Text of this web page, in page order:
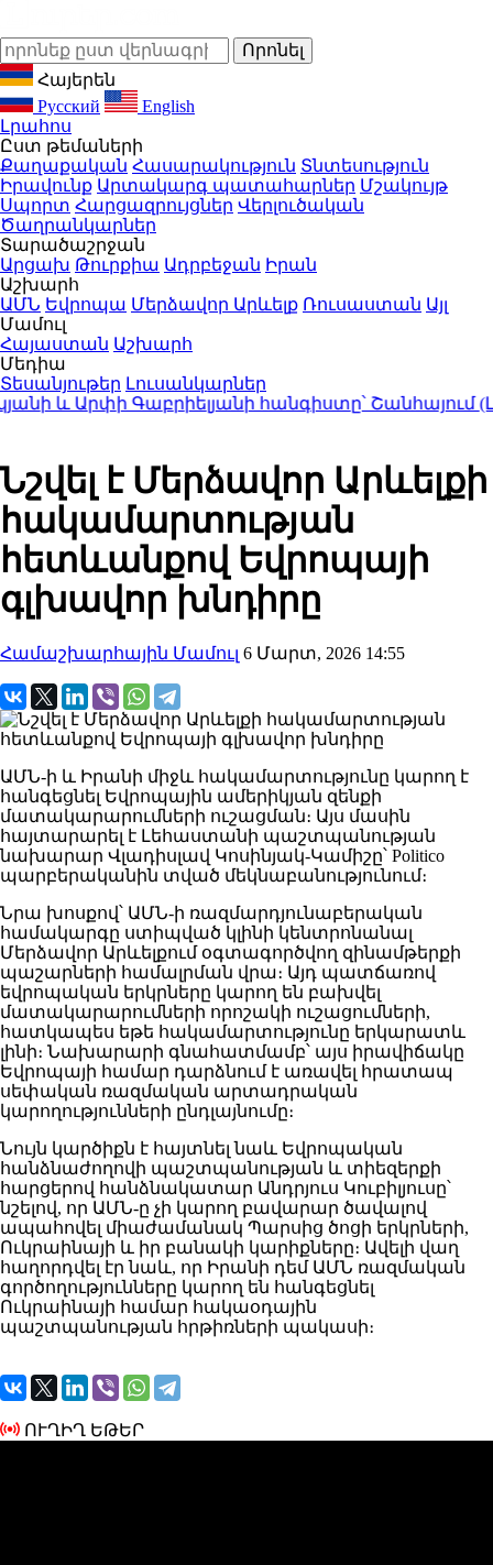
Հայերեն
Русский
English
Լրահոս
Ըստ թեմաների
Քաղաքական Հասարակություն Տնտեսություն
Իրավունք Արտակարգ պատահարներ Մշակույթ
Սպորտ Հարցազրույցներ Վերլուծական
Ծաղրանկարներ
Տարածաշրջան
Արցախ Թուրքիա Ադրբեջան Իրան
Աշխարհ
ԱՄՆ Եվրոպա Մերձավոր Արևելք Ռուսաստան Այլ
Մամուլ
Հայաստան Աշխարհ
Մեդիա
Տեսանյութեր Լուսանկարներ
և Արփի Գաբրիելյանի հանգիստը՝ Շանհայում
Նշվել է Մերձավոր Արևելքի
հակամարտության
հետևանքով Եվրոպայի
գլխավոր խնդիրը
Համաշխարհային Մամուլ 6 Մարտ, 2026 14:55
ԱՄՆ-ի և Իրանի միջև հակամարտությունը կարող է
հանգեցնել Եվրոպային ամերիկյան զենքի
մատակարարումների ուշացման։ Այս մասին
հայտարարել է Լեհաստանի պաշտպանության
նախարար Վլադիսլավ Կոսինյակ-Կամիշը՝ Politico
պարբերականին տված մեկնաբանությունում։
Նրա խոսքով՝ ԱՄՆ-ի ռազմարդյունաբերական
համակարգը ստիպված կլինի կենտրոնանալ
Մերձավոր Արևելքում օգտագործվող զինամթերքի
պաշարների համալրման վրա։ Այդ պատճառով
եվրոպական երկրները կարող են բախվել
մատակարարումների որոշակի ուշացումների,
հատկապես եթե հակամարտությունը երկարատև
լինի։ Նախարարի գնահատմամբ՝ այս իրավիճակը
Եվրոպայի համար դարձնում է առավել հրատապ
սեփական ռազմական արտադրական
կարողությունների ընդլայնումը։
Նույն կարծիքն է հայտնել նաև Եվրոպական
հանձնաժողովի պաշտպանության և տիեզերքի
հարցերով հանձնակատար Անդրյուս Կուբիլյուսը՝
նշելով, որ ԱՄՆ-ը չի կարող բավարար ծավալով
ապահովել միաժամանակ Պարսից ծոցի երկրների,
Ուկրաինայի և իր բանակի կարիքները։ Ավելի վաղ
հաղորդվել էր նաև, որ Իրանի դեմ ԱՄՆ ռազմական
գործողությունները կարող են հանգեցնել
Ուկրաինայի համար հակաօդային
պաշտպանության հրթիռների պակասի։
ՈՒՂԻՂ ԵԹԵՐ